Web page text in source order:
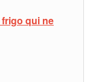
qui ne